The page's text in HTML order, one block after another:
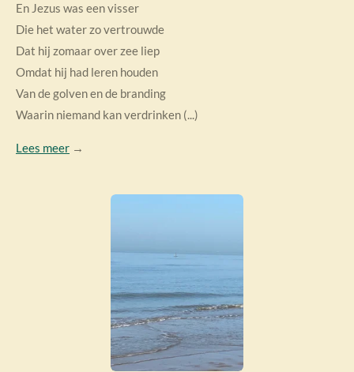
En Jezus was een visser
Die het water zo vertrouwde
Dat hij zomaar over zee liep
Omdat hij had leren houden
Van de golven en de branding
Waarin niemand kan verdrinken (...)
Lees meer →